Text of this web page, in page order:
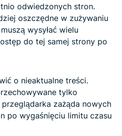
odwiedzonych stron.
oszczędne w zużywaniu
wysyłać wielu
do tej samej strony po
o nieaktualne treści.
tylko
zażąda nowych
po wygaśnięciu limitu czasu